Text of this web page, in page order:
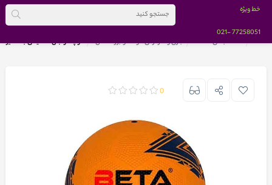
خط ویژه
77258051
-021
خانه
دسته بندی کالاها بازی و سرگرمی کودک و بزرگسالان توپ فوتبال لاستیکی بتا سایز 4 مدل گلف نارنجی
0